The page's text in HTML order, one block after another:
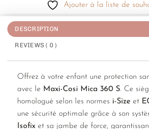
Ajouter à la liste de
DESCRIPTION
REVIEWS ( 0 )
Offrez à votre enfant une protection
avec le Maxi-Cosi Mica 360 S. Ce
homologué selon les normes i-Size et
une sécurité optimale grâce à son
Isofix et sa jambe de force,